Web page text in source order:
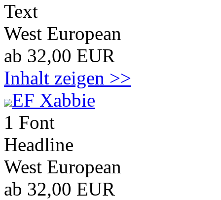
Text
West European
ab 32,00 EUR
Inhalt zeigen >>
EF Xabbie
1 Font
Headline
West European
ab 32,00 EUR